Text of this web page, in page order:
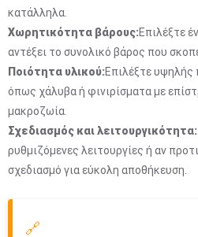
κατάλληλα.
Χωρητικότητα βάρους:Επιλέξτε
αντέξει το συνολικό βάρος που
Ποιότητα υλικού:Επιλέξτε υψηλής
όπως χάλυβα ή φινιρίσματα με
μακροζωία.
Σχεδιασμός και λειτουργικότητα:
ρυθμιζόμενες λειτουργίες ή αν
σχεδιασμό για εύκολη αποθήκευση.
🔗